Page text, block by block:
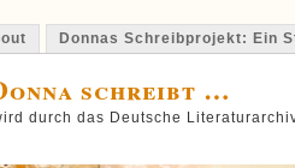
Donnas Schreibprojekt: Ein
schreibt …
durch das Deutsche